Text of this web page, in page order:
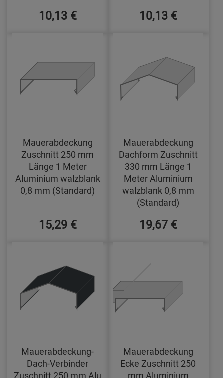
10,13 € 10,13 €
Mauerabdeckung
Zuschnitt 250 mm
Länge 1 Meter
Aluminium walzblank
0,8 mm (Standard)
15,29 €
Mauerabdeckung
Dachform Zuschnitt
330 mm Länge 1
Meter Aluminium
walzblank 0,8 mm
(Standard)
19,67 €
Mauerabdeckung-
Dach-Verbinder
Zuschnitt 250 mm Alu
Mauerabdeckung
Ecke Zuschnitt 250
mm Aluminium